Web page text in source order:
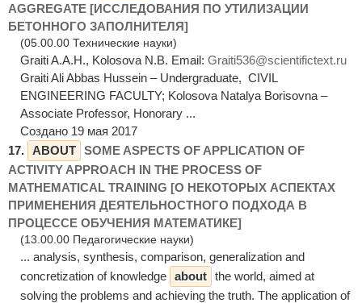
AGGREGATE [ИССЛЕДОВАНИЯ ПО УТИЛИЗАЦИИ
БЕТОННОГО ЗАПОЛНИТЕЛЯ]
(05.00.00 Технические науки)
Graiti A.A.H., Kolosova N.B. Email: Graiti536@scientifictext.ru
Graiti Ali Abbas Hussein – Undergraduate, CIVIL
ENGINEERING FACULTY; Kolosova Natalya Borisovna –
Associate Professor, Honorary ...
Создано 19 мая 2017
17. ABOUT SOME ASPECTS OF APPLICATION OF
ACTIVITY APPROACH IN THE PROCESS OF
MATHEMATICAL TRAINING [О НЕКОТОРЫХ АСПЕКТАХ
ПРИМЕНЕНИЯ ДЕЯТЕЛЬНОСТНОГО ПОДХОДА В
ПРОЦЕССЕ ОБУЧЕНИЯ МАТЕМАТИКЕ]
(13.00.00 Педагогические науки)
... analysis, synthesis, comparison, generalization and
concretization of knowledge about the world, aimed at
solving the problems and achieving the truth. The application of